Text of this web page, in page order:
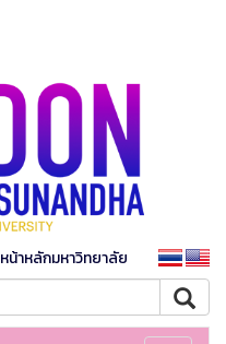
หน้าหลักมหาวิทยาลัย